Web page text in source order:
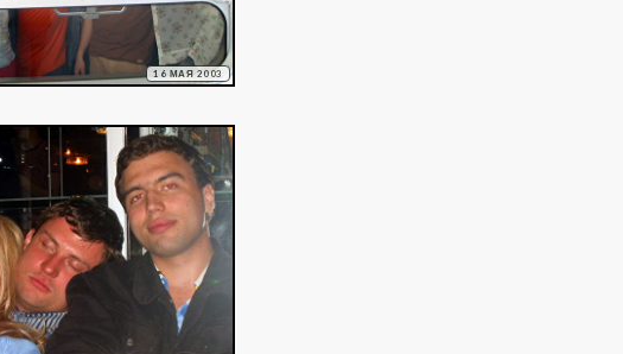
16 МАЯ 2003